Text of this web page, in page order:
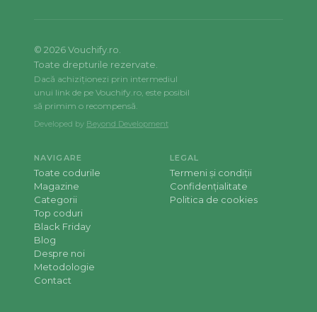
© 2026Vouchify.ro.
Toate drepturile rezervate.
Dacă achiziționezi prin intermediul
unui link de pe Vouchify.ro, este posibil
să primim o recompensă.
Developed by Beyond Development
NAVIGARE
Toate codurile
Magazine
Categorii
Top coduri
Black Friday
Blog
Despre noi
Metodologie
Contact
LEGAL
Termeni și condiții
Confidențialitate
Politica de cookies